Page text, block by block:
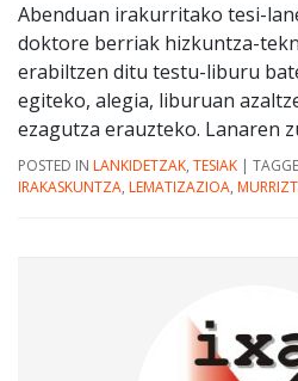
Abenduan irakurritako tesi-
doktore berriak hizkuntza-
erabiltzen ditu testu-liburu
egiteko, alegia, liburuan
ezagutza erauzteko. Lanaren
POSTED IN LANKIDETZAK, TESIAK |
IRAKASKUNTZA, LEMATIZAZIOA,